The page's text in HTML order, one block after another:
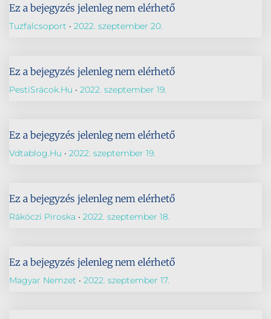
Ez a bejegyzés jelenleg nem elérhető
Tuzfalcsoport 2022. szeptember 20.
Ez a bejegyzés jelenleg nem elérhető
PestiSrácok.hu 2022. szeptember 19.
Ez a bejegyzés jelenleg nem elérhető
Vdtablog.hu 2022. szeptember 19.
Ez a bejegyzés jelenleg nem elérhető
Rákóczi Piroska 2022. szeptember 18.
Ez a bejegyzés jelenleg nem elérhető
Magyar Nemzet 2022. szeptember 17.